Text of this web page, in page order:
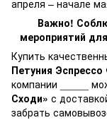
апреля – начале
Важно!
мероприятий
Купить
Петуния
компании _____
Сходи» с
забрать